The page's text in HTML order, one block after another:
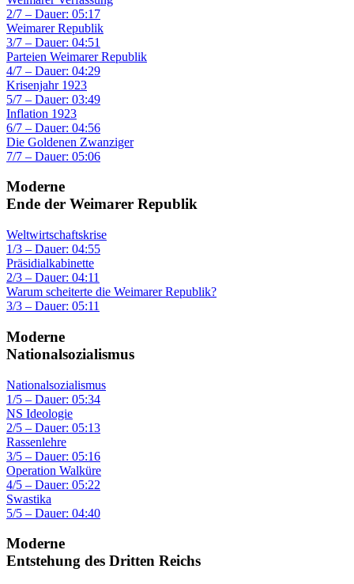
2/7 – Dauer: 05:17
Weimarer Republik
3/7 – Dauer: 04:51
Parteien Weimarer Republik
4/7 – Dauer: 04:29
Krisenjahr 1923
5/7 – Dauer: 03:49
Inflation 1923
6/7 – Dauer: 04:56
Die Goldenen Zwanziger
7/7 – Dauer: 05:06
Moderne
Ende der Weimarer Republik
Weltwirtschaftskrise
1/3 – Dauer: 04:55
Präsidialkabinette
2/3 – Dauer: 04:11
Warum scheiterte die Weimarer Republik?
3/3 – Dauer: 05:11
Moderne
Nationalsozialismus
Nationalsozialismus
1/5 – Dauer: 05:34
NS Ideologie
2/5 – Dauer: 05:13
Rassenlehre
3/5 – Dauer: 05:16
Operation Walküre
4/5 – Dauer: 05:22
Swastika
5/5 – Dauer: 04:40
Moderne
Entstehung des Dritten Reichs